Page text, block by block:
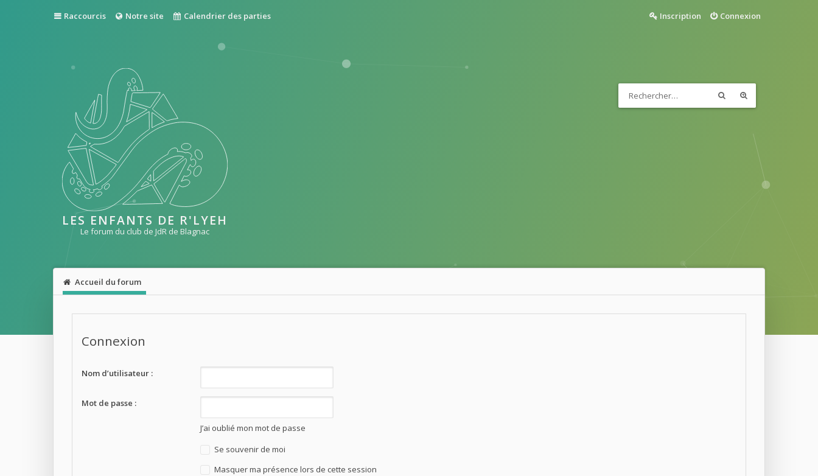
Raccourcis Notre site Calendrier des parties Connexion
Inscription
LES ENFANTS DE R'LYEH
Le forum du club de JdR de Blagnac
Accueil du forum
Connexion
Nom d’utilisateur :
Mot de passe :
J’ai oublié mon mot de passe
Se souvenir de moi
Masquer ma présence lors de cette session